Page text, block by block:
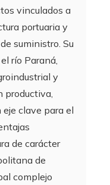
vinculados a
portuaria y
suministro. Su
río Paraná,
y
productiva,
clave para el
de carácter
de
complejo